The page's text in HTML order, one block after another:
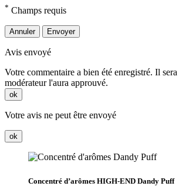
* Champs requis
Annuler Envoyer
Avis envoyé
Votre commentaire a bien été enregistré. Il
modérateur l'aura approuvé.
ok
Votre avis ne peut être envoyé
ok
Concentré d’arômes HIGH-END Dandy Puff